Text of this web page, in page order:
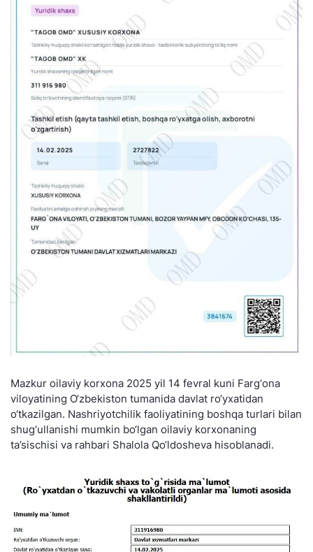
Mazkur oilaviy korxona 2025 yil 14 fevral kuni Farg‘ona
viloyatining O‘zbekiston tumanida davlat ro‘yxatidan
o‘tkazilgan. Nashriyotchilik faoliyatining boshqa turlari bilan
shug‘ullanishi mumkin bo‘lgan oilaviy korxonaning
ta’sischisi va rahbari Shalola Qo‘ldosheva hisoblanadi.